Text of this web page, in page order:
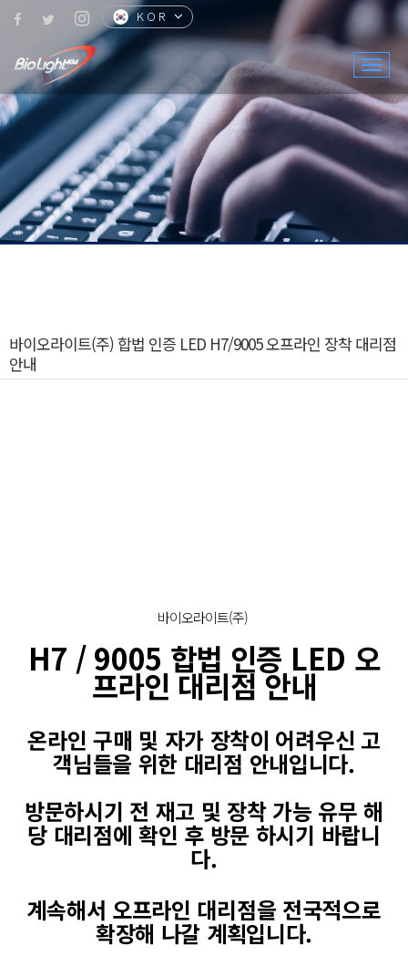
KOR
ENG
CHN
JPN
바이오라이트(주) 합법 인증 LED H7/9005 오프라인 장착 대리점
안내
바이오라이트(주)
H7 / 9005 합법 인증 LED 오
프라인 대리점 안내
온라인 구매 및 자가 장착이 어려우신 고
객님들을 위한 대리점 안내입니다.
방문하시기 전 재고 및 장착 가능 유무 해
당 대리점에 확인 후 방문 하시기 바랍니
다.
계속해서 오프라인 대리점을 전국적으로
확장해 나갈 계획입니다.